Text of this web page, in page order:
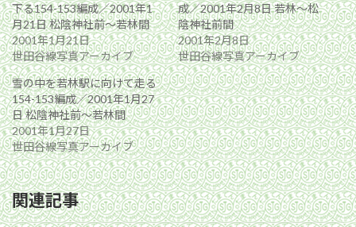
下る154-153編成／2001年1
月21日 松陰神社前〜若林間
2001年1月21日
世田谷線写真アーカイブ
成／2001年2月8日 若林〜松
陰神社前間
2001年2月8日
世田谷線写真アーカイブ
雪の中を若林駅に向けて走る
154-153編成／2001年1月27
日 松陰神社前〜若林間
2001年1月27日
世田谷線写真アーカイブ
関連記事